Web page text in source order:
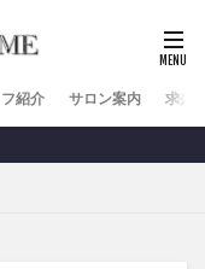
紹介 サロン案内 求人